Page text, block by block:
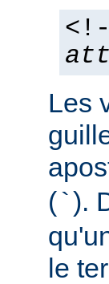
Les
(`).
le